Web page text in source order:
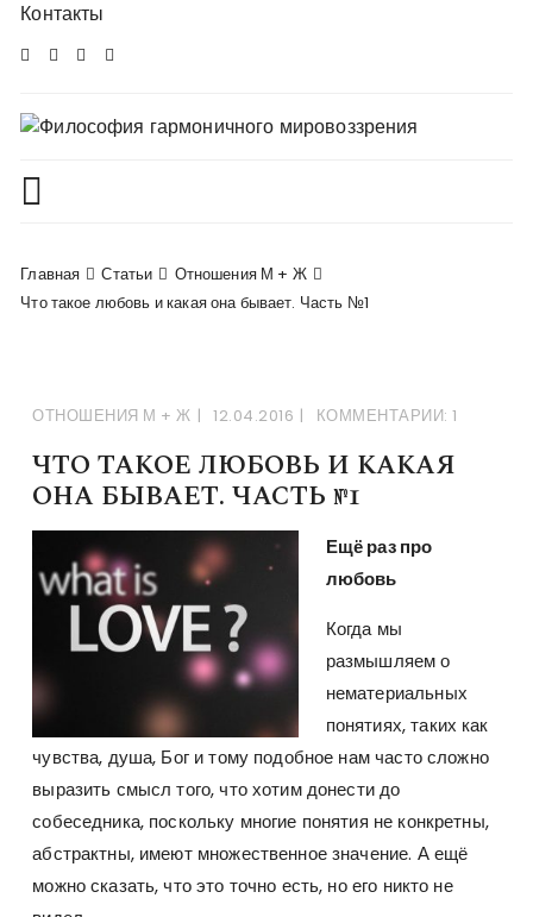
Перейти
комменты
Контакты
Главная Статьи
Отношения М + Ж
Что такое любовь и какая она бывает. Часть №1
ОТНОШЕНИЯ М + Ж 12.04.2016 КОММЕНТАРИИ: 1
ЧТО ТАКОЕ ЛЮБОВЬ И КАКАЯ
ОНА БЫВАЕТ. ЧАСТЬ №1
Ещё раз про
любовь
Когда мы
размышляем о
нематериальных
понятиях, таких как
чувства, душа, Бог и тому подобное нам часто сложно
выразить смысл того, что хотим донести до
собеседника, поскольку многие понятия не конкретны,
абстрактны, имеют множественное значение. А ещё
можно сказать, что это точно есть, но его никто не